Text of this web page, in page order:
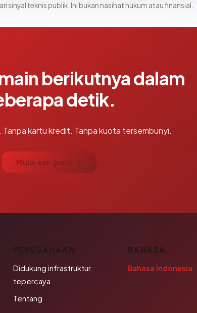
sinyal teknis publik. Ini bukan nasihat hukum atau finansial.
berikutnya dalam
detik.
kartu kredit. Tanpa kuota tersembunyi.
Mulai cek gratis →
PERUSAHAAN
Didukung infrastruktur
tepercaya
Tentang
BAHASA
Bahasa Indonesia